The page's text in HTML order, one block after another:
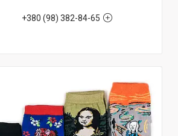
+380 (98) 382-84-65